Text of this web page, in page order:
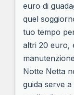
euro di
quel
tuo tempo
altri 20 euro,
Notte Netta
guida serve